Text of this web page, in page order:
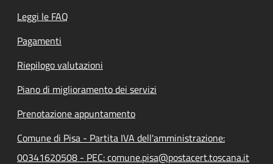
Leggi le FAQ
Pagamenti
Riepilogo valutazioni
Piano di miglioramento dei servizi
Prenotazione appuntamento
Comune di Pisa - Partita IVA dell'amministrazione:
00341620508 - PEC: comune.pisa@postacert.toscana.it